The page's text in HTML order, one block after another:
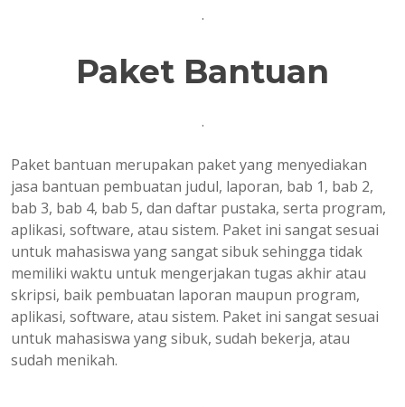
.
Paket Bantuan
.
Paket bantuan merupakan paket yang menyediakan
jasa bantuan pembuatan judul, laporan, bab 1, bab 2,
bab 3, bab 4, bab 5, dan daftar pustaka, serta program,
aplikasi, software, atau sistem. Paket ini sangat sesuai
untuk mahasiswa yang sangat sibuk sehingga tidak
memiliki waktu untuk mengerjakan tugas akhir atau
skripsi, baik pembuatan laporan maupun program,
aplikasi, software, atau sistem. Paket ini sangat sesuai
untuk mahasiswa yang sibuk, sudah bekerja, atau
sudah menikah.